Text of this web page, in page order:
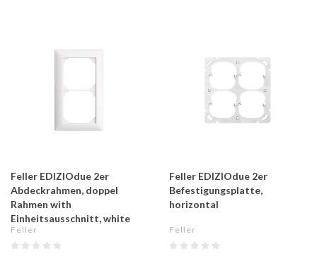
Feller EDIZIOdue 2er
Abdeckrahmen, doppel
Rahmen with
Einheitsausschnitt, white
Feller
Feller EDIZIOdue 2er
Befestigungsplatte,
horizontal
Feller